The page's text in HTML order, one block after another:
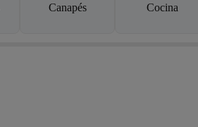
Canapés Cocina